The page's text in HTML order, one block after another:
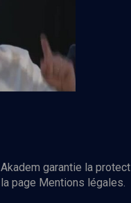
Akadem garantie la
la page Mentions légales.